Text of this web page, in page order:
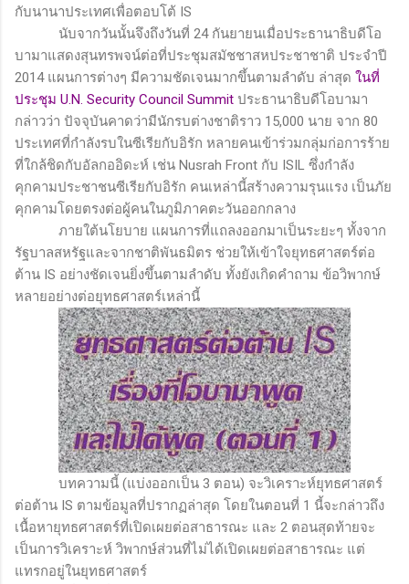
กับนานาประเทศเพื่อตอบโต้ IS
นับจากวันนั้นจึงถึงวันที่ 24 กันยายนเมื่อประธานาธิบดีโอ
บามาแสดงสุนทรพจน์ต่อที่ประชุมสมัชชาสหประชาชาติ ประจำปี
2014 แผนการต่างๆ มีความชัดเจนมากขึ้นตามลำดับ ล่าสุด ในที่
ประชุม U.N. Security Council Summit ประธานาธิบดีโอบามา
กล่าวว่า ปัจจุบันคาดว่ามีนักรบต่างชาติราว 15,000 นาย จาก 80
ประเทศที่กำลังรบในซีเรียกับอิรัก หลายคนเข้าร่วมกลุ่มก่อการร้าย
ที่ใกล้ชิดกับอัลกออิดะห์ เช่น Nusrah Front กับ ISIL ซึ่งกำลัง
คุกคามประชาชนซีเรียกับอิรัก คนเหล่านี้สร้างความรุนแรง เป็นภัย
คุกคามโดยตรงต่อผู้คนในภูมิภาคตะวันออกกลาง
ภายใต้นโยบาย แผนการที่แถลงออกมาเป็นระยะๆ ทั้งจาก
รัฐบาลสหรัฐและจากชาติพันธมิตร ช่วยให้เข้าใจยุทธศาสตร์ต่อ
ต้าน IS อย่างชัดเจนยิ่งขึ้นตามลำดับ ทั้งยังเกิดคำถาม ข้อวิพากษ์
หลายอย่างต่อยุทธศาสตร์เหล่านี้
บทความนี้ (แบ่งออกเป็น 3 ตอน) จะวิเคราะห์ยุทธศาสตร์
ต่อต้าน IS ตามข้อมูลที่ปรากฏล่าสุด โดยในตอนที่ 1 นี้จะกล่าวถึง
เนื้อหายุทธศาสตร์ที่เปิดเผยต่อสาธารณะ และ 2 ตอนสุดท้ายจะ
เป็นการวิเคราะห์ วิพากษ์ส่วนที่ไม่ได้เปิดเผยต่อสาธารณะ แต่
แทรกอยู่ในยุทธศาสตร์